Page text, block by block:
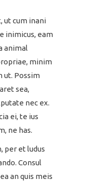
ut cum inani
inimicus, eam
animal
minim
ut. Possim
sea,
nec ex.
ei, te ius
ne has.
per et ludus
Consul
an quis meis